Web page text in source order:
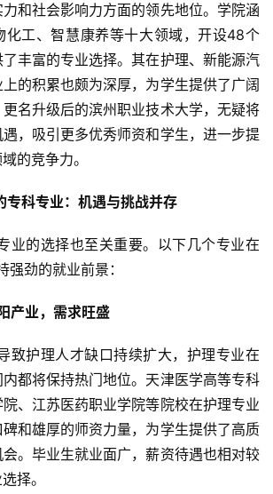
和社会影响力方面的领先地位。学院涵
化工、智慧康养等十大领域，开设48个
丰富的专业选择。其在护理、新能源汽
的积累也颇为深厚，为学生提供了广阔
名升级后的滨州职业技术大学，无疑将
，吸引更多优秀师资和学生，进一步提
的竞争力。
专科专业：机遇与挑战并存
劲的就业前景：
产业，需求旺盛
都将保持热门地位。天津医学高等专科
、江苏医药职业学院等院校在护理专业
和雄厚的师资力量，为学生提供了高质
。毕业生就业面广，薪资待遇也相对较
择。